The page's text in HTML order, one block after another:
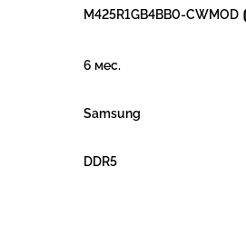
M425R1GB4BB0-CWMOD
6 мес.
Samsung
DDR5